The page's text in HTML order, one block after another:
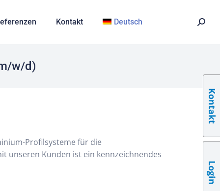
Kontakt Deutsch
w/d)
Profilsysteme für die
unseren Kunden ist ein kennzeichnendes
Kontakt
Login